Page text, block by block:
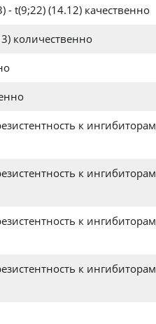
- t(9;22) (14.12) качественно
количественно
к ингибиторам
к ингибиторам
к ингибиторам
к ингибиторам